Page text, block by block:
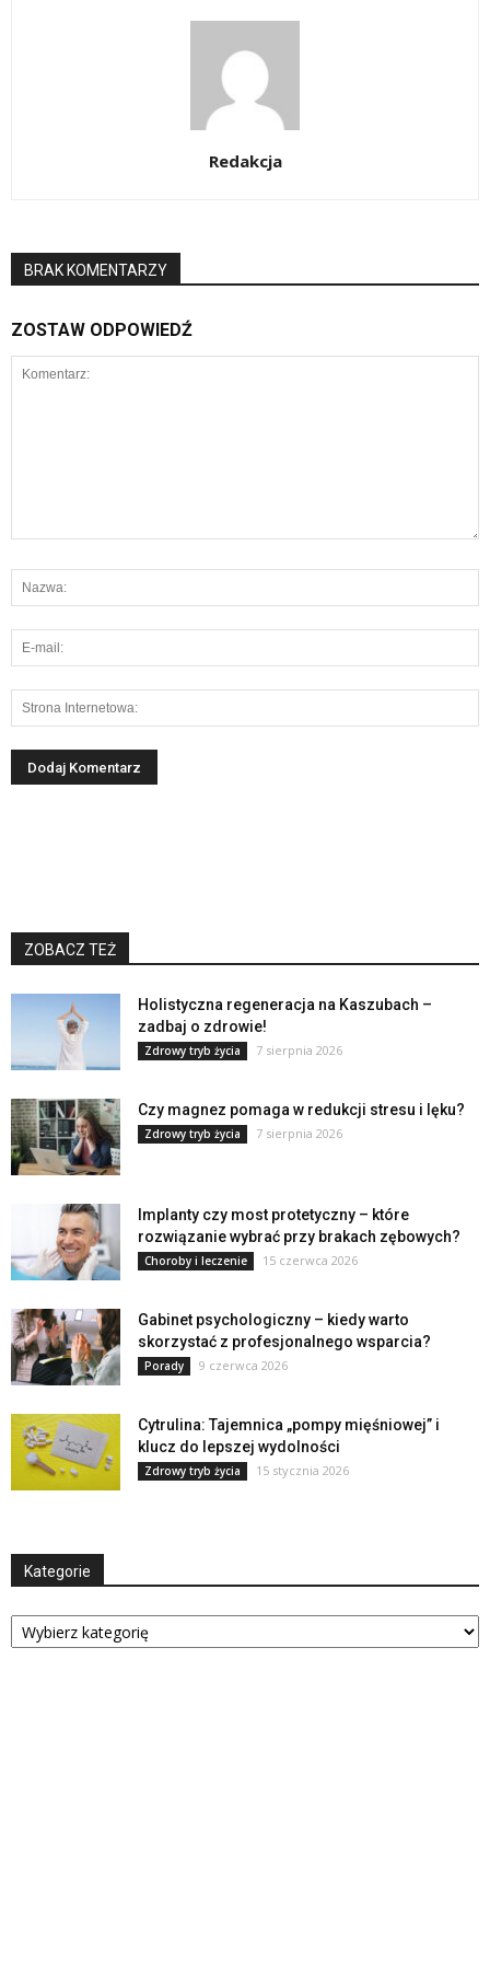
Redakcja
BRAK KOMENTARZY
ZOSTAW ODPOWIEDŹ
ZOBACZ TEŻ
Holistyczna regeneracja na Kaszubach –
zadbaj o zdrowie!
Zdrowy tryb życia 7 sierpnia 2026
Czy magnez pomaga w redukcji stresu i lęku?
Zdrowy tryb życia 7 sierpnia 2026
Implanty czy most protetyczny – które
rozwiązanie wybrać przy brakach zębowych?
Choroby i leczenie 15 czerwca 2026
Gabinet psychologiczny – kiedy warto
skorzystać z profesjonalnego wsparcia?
Porady 9 czerwca 2026
Cytrulina: Tajemnica „pompy mięśniowej” i
klucz do lepszej wydolności
Zdrowy tryb życia 15 stycznia 2026
Kategorie
Kategorie